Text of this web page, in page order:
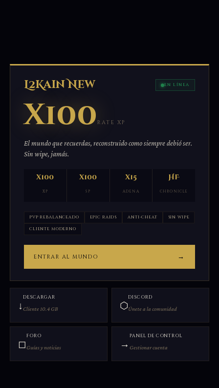
L2Kain New EN LÍNEA
x100 RATE XP
El mundo que recuerdas, reconstruido como siempre debió ser.
Sin wipe, jamás.
x100
XP
x100
SP
x15
ADENA
HF
CHRONICLE
PVP REBALANCEADO EPIC RAIDS ANTI-CHEAT SIN WIPE
CLIENTE MODERNO
ENTRAR AL MUNDO →
↓
DESCARGAR
Cliente 10.4 GB ⬡
DISCORD
Únete a la comunidad
◻
FORO
Guías y noticias →
PANEL DE CONTROL
Gestionar cuenta